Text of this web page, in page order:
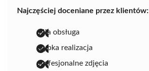
Najczęściej doceniane przez klientów:
miła obsługa
szybka realizacja
profesjonalne zdjęcia